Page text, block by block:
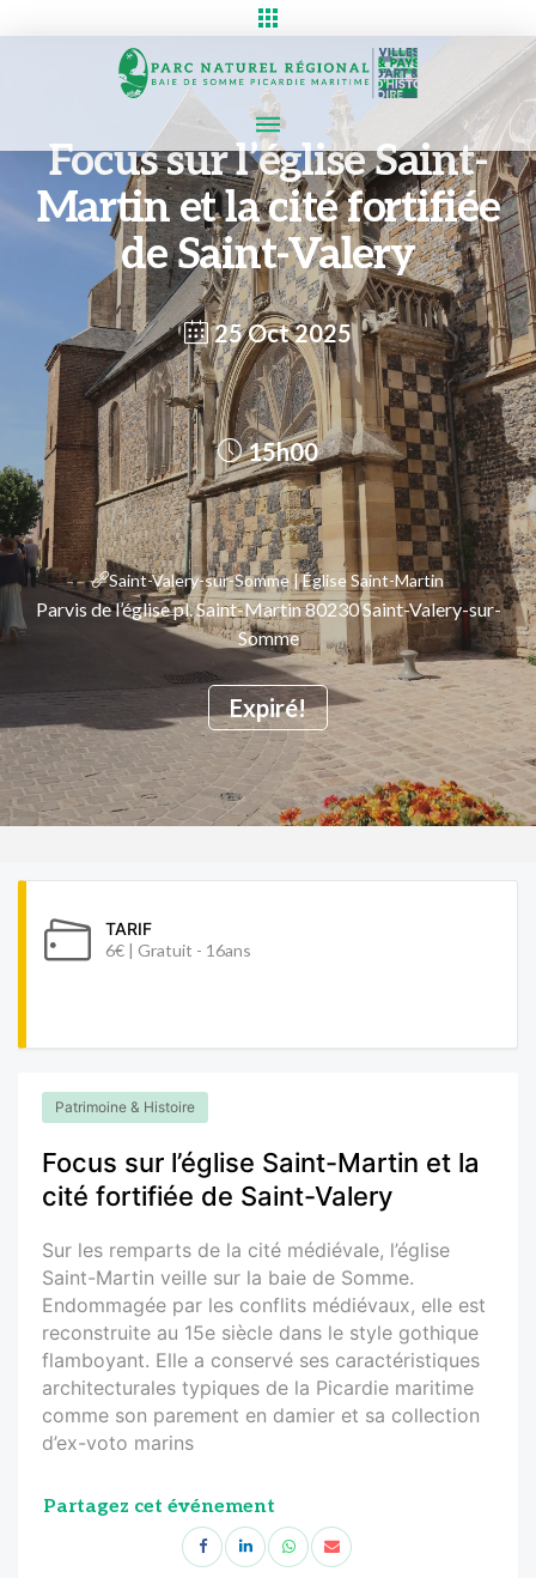
Focus sur l’église Saint-
Martin et la cité fortifiée
de Saint-Valery
25 Oct 2025
Expiré!
15h00
Saint-Valery-sur-Somme | Église Saint-Martin
Parvis de l’église pl. Saint-Martin 80230 Saint-Valery-sur-
Somme
TARIF
6€ | Gratuit - 16ans
Patrimoine & Histoire
Focus sur l’église Saint-Martin et la
cité fortifiée de Saint-Valery
Sur les remparts de la cité médiévale, l’église
Saint-Martin veille sur la baie de Somme.
Endommagée par les conflits médiévaux, elle est
reconstruite au 15e siècle dans le style gothique
flamboyant. Elle a conservé ses caractéristiques
architecturales typiques de la Picardie maritime
comme son parement en damier et sa collection
d’ex-voto marins
Partagez cet événement